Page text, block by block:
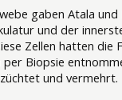
gaben Atala und
und der
Zellen hatten die
per Biopsie
und vermehrt.